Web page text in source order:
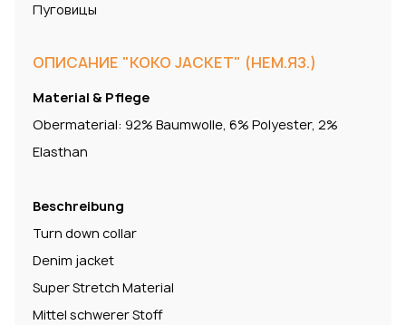
Пуговицы
ОПИСАНИЕ "KOKO JACKET" (НЕМ.ЯЗ.)
Material & Pflege
Obermaterial: 92% Baumwolle, 6% Polyester, 2%
Elasthan
Beschreibung
Turn down collar
Denim jacket
Super Stretch Material
Mittel schwerer Stoff